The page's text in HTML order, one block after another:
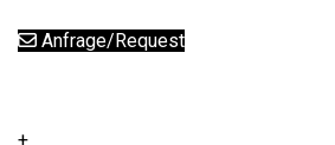
Anfrage/Request
+